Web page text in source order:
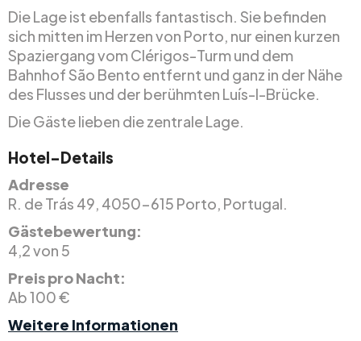
Die Lage ist ebenfalls fantastisch. Sie befinden
sich mitten im Herzen von Porto, nur einen kurzen
Spaziergang vom Clérigos-Turm und dem
Bahnhof São Bento entfernt und ganz in der Nähe
des Flusses und der berühmten Luís-I-Brücke.
Die Gäste lieben die zentrale Lage.
Hotel-Details
Adresse
R. de Trás 49, 4050-615 Porto, Portugal.
Gästebewertung:
4,2 von 5
Preis pro Nacht:
Ab 100 €
Weitere Informationen